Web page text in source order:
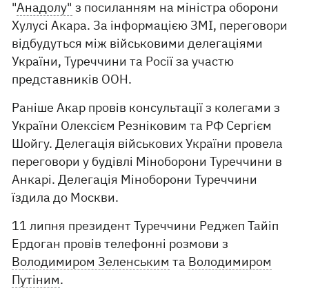
"Анадолу" з посиланням на міністра оборони
Хулусі Акара. За інформацією ЗМІ, переговори
відбудуться між військовими делегаціями
України, Туреччини та Росії за участю
представників ООН.
Раніше Акар провів консультації з колегами з
України Олексієм Резніковим та РФ Сергієм
Шойгу. Делегація військових України провела
переговори у будівлі Міноборони Туреччини в
Анкарі. Делегація Міноборони Туреччини
їздила до Москви.
11 липня президент Туреччини Реджеп Тайіп
Ердоган провів телефонні розмови з
Володимиром Зеленським та Володимиром
Путіним.